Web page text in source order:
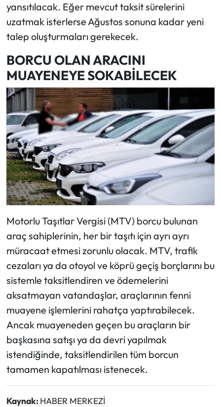
yansıtılacak. Eğer mevcut taksit sürelerini
uzatmak isterlerse Ağustos sonuna kadar yeni
talep oluşturmaları gerekecek.
BORCU OLAN ARACINI
MUAYENEYE SOKABİLECEK
Motorlu Taşıtlar Vergisi (MTV) borcu bulunan
araç sahiplerinin, her bir taşıtı için ayrı ayrı
müracaat etmesi zorunlu olacak. MTV, trafik
cezaları ya da otoyol ve köprü geçiş borçlarını bu
sistemle taksitlendiren ve ödemelerini
aksatmayan vatandaşlar, araçlarının fenni
muayene işlemlerini rahatça yaptırabilecek.
Ancak muayeneden geçen bu araçların bir
başkasına satışı ya da devri yapılmak
istendiğinde, taksitlendirilen tüm borcun
tamamen kapatılması istenecek.
Kaynak: HABER MERKEZİ